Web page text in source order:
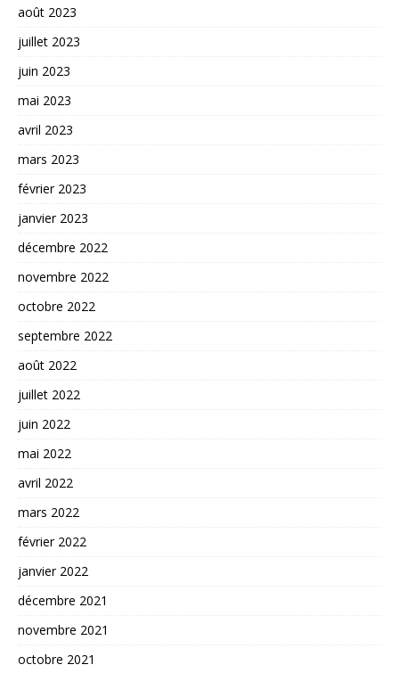
août 2023
juillet 2023
juin 2023
mai 2023
avril 2023
mars 2023
février 2023
janvier 2023
décembre 2022
novembre 2022
octobre 2022
septembre 2022
août 2022
juillet 2022
juin 2022
mai 2022
avril 2022
mars 2022
février 2022
janvier 2022
décembre 2021
novembre 2021
octobre 2021